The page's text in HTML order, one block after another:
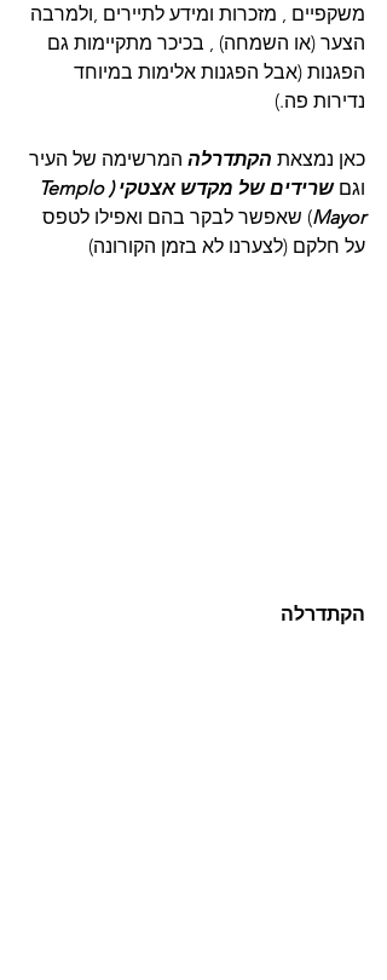
משקפיים , מזכרות ומידע לתיירים ,ולמרבה
הצער (או השמחה) , בכיכר מתקיימות גם
הפגנות (אבל הפגנות אלימות במיוחד
נדירות פה.)
כאן נמצאת הקתדרלה המרשימה של העיר
וגם
שרידים של מקדש אצטקי (Templo
Mayor) שאפשר לבקר בהם ואפילו לטפס
על חלקם (לצערנו לא בזמן הקורונה)
הקתדרלה